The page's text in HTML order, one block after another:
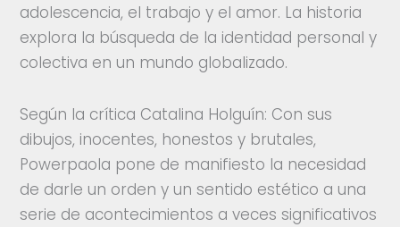
adolescencia, el trabajo y el amor. La historia
explora la búsqueda de la identidad personal y
colectiva en un mundo globalizado.
Según la crítica Catalina Holguín: Con sus
dibujos, inocentes, honestos y brutales,
Powerpaola pone de manifiesto la necesidad
de darle un orden y un sentido estético a una
serie de acontecimientos a veces significativos